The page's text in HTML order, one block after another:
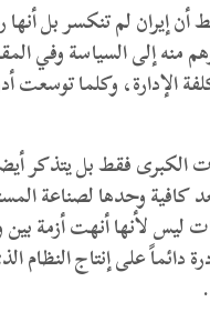
أن إيران لم تنكسر بل
منه إلى السياسة وفي
الإدارة، وكلما توسعت
الكبرى فقط بل
كافية وحدها لصناعة
ليس لأنها أنهت أزمة
دائماً على إنتاج